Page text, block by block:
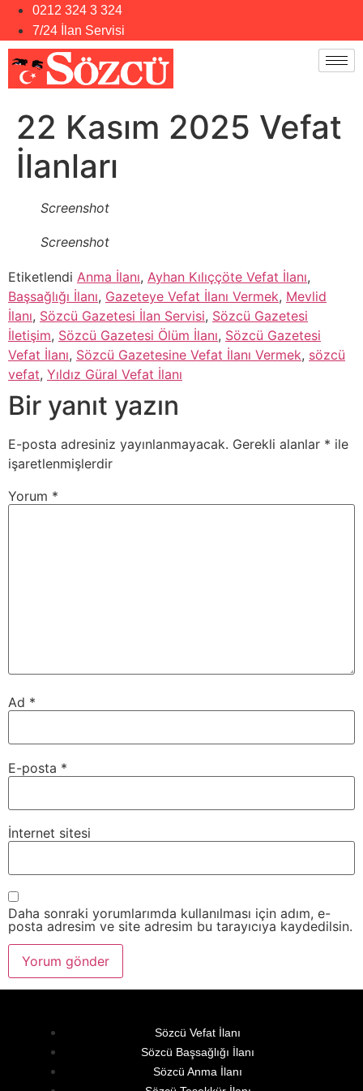
0212 324 3 324
7/24 İlan Servisi
22 Kasım 2025 Vefat
İlanları
Screenshot
Screenshot
Etiketlendi Anma İlanı, Ayhan Kılıççöte Vefat İlanı,
Başsağlığı İlanı, Gazeteye Vefat İlanı Vermek, Mevlid
İlanı, Sözcü Gazetesi İlan Servisi, Sözcü Gazetesi
İletişim, Sözcü Gazetesi Ölüm İlanı, Sözcü Gazetesi
Vefat İlanı, Sözcü Gazetesine Vefat İlanı Vermek, sözcü
vefat, Yıldız Güral Vefat İlanı
Bir yanıt yazın
E-posta adresiniz yayınlanmayacak. Gerekli alanlar * ile
işaretlenmişlerdir
Yorum *
Ad *
E-posta *
İnternet sitesi
Daha sonraki yorumlarımda kullanılması için adım, e-
posta adresim ve site adresim bu tarayıcıya kaydedilsin.
Sözcü Vefat İlanı
Sözcü Başsağlığı İlanı
Sözcü Anma İlanı